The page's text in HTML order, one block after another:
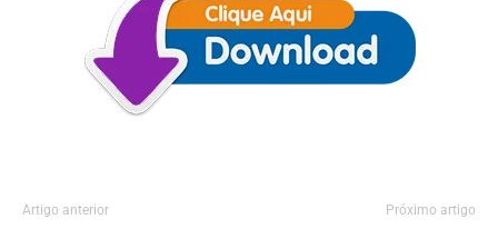
Artigo anterior Próximo artigo